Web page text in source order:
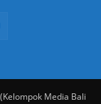
Media Bali